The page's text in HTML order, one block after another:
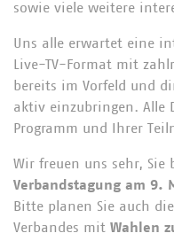
sowie viele weitere
Uns alle erwartet eine
Live-TV-Format mit
bereits im Vorfeld und
aktiv einzubringen. Alle
Programm und Ihrer
Wir freuen uns sehr, Sie
Verbandstagung am 9.
Bitte planen Sie auch
Verbandes mit Wahlen